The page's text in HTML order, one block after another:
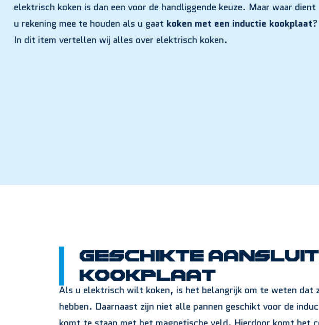
elektrisch koken is dan een voor de handliggende keuze. Maar waar dient
u rekening mee te houden als u gaat koken met een inductie kookplaat?
In dit item vertellen wij alles over elektrisch koken.
Geschikte
kookplaat
Als u elektrisch wilt koken, is het belangrijk om te weten dat
hebben. Daarnaast zijn niet alle pannen geschikt voor de